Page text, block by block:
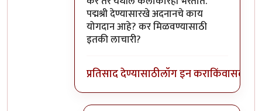
पद्मश्री देण्यासारखे अदनानचे काय
योगदान आहे? कर मिळवण्यासाठी
इतकी लाचारी?
प्रतिसाद देण्यासाठीलॉग इन कराकिंवासदस्य